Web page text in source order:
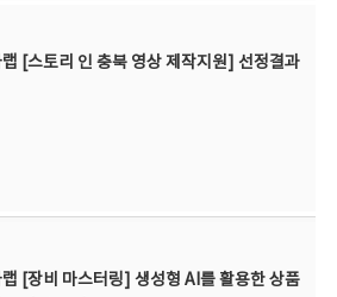
[스토리 인 충북 영상 제작지원] 선정결과
[장비 마스터링] 생성형 AI를 활용한 상품